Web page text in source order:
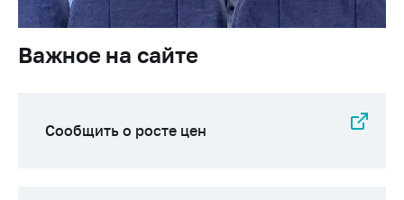
Важное на сайте
Сообщить о росте цен